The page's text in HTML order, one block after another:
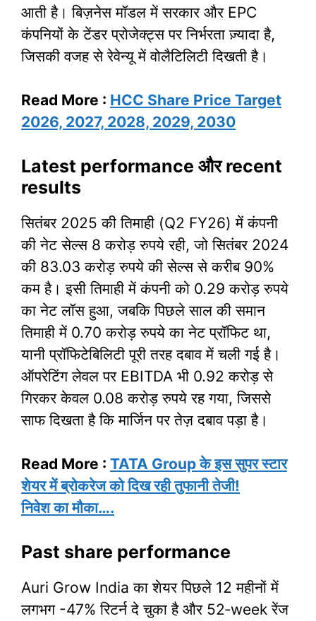
आती है। बिज़नेस मॉडल में सरकार और EPC
कंपनियों के टेंडर प्रोजेक्ट्स पर निर्भरता ज़्यादा है,
जिसकी वजह से रेवेन्यू में वोलैटिलिटी दिखती है।
Read More : HCC Share Price Target
2026, 2027, 2028, 2029, 2030
Latest performance और recent
results
सितंबर 2025 की तिमाही (Q2 FY26) में कंपनी
की नेट सेल्स 8 करोड़ रुपये रही, जो सितंबर 2024
की 83.03 करोड़ रुपये की सेल्स से करीब 90%
कम है। इसी तिमाही में कंपनी को 0.29 करोड़ रुपये
का नेट लॉस हुआ, जबकि पिछले साल की समान
तिमाही में 0.70 करोड़ रुपये का नेट प्रॉफिट था,
यानी प्रॉफिटेबिलिटी पूरी तरह दबाव में चली गई है।
ऑपरेटिंग लेवल पर EBITDA भी 0.92 करोड़ से
गिरकर केवल 0.08 करोड़ रुपये रह गया, जिससे
साफ दिखता है कि मार्जिन पर तेज़ दबाव पड़ा है।
Read More : TATA Group के इस सुपर स्टार
शेयर में ब्रोकरेज को दिख रही तुफानी तेजी!
निवेश का मौका….
Past share performance
Auri Grow India का शेयर पिछले 12 महीनों में
लगभग -47% रिटर्न दे चुका है और 52‑week रेंज